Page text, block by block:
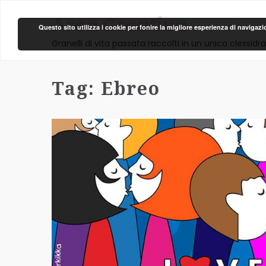
Area Creativa
Granelli di vita passata raccolti in un unica
Tag: Ebreo
Questo sito utilizza i cookie per fonire la migliore esperienza di